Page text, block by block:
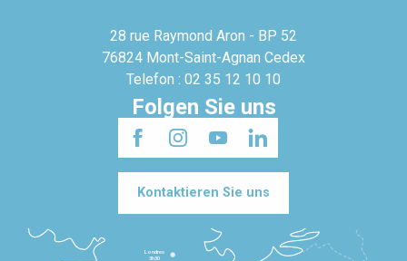
28 rue Raymond Aron - BP 52
76824 Mont-Saint-Agnan Cedex
Telefon : 02 35 12 10 10
Folgen Sie uns
Kontaktieren Sie uns
Londres
3h30